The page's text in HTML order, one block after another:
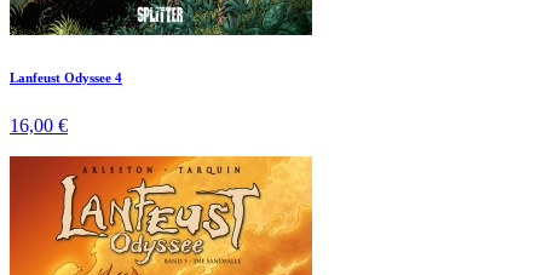
Lanfeust Odyssee 4
16,00 €